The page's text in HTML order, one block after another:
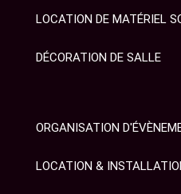
LOCATION DE MATÉRIEL
DÉCORATION DE SALLE
ORGANISATION
LOCATION &